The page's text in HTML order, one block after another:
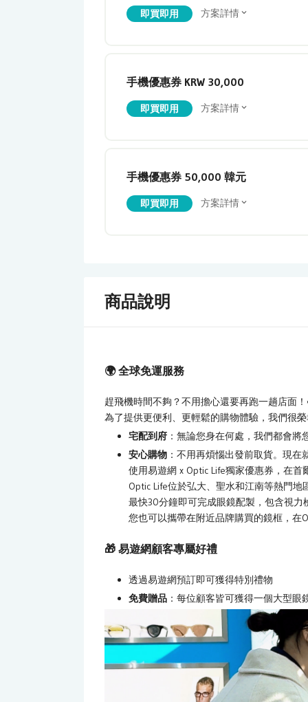
即買即用 方案詳情
手機優惠券 KRW 30,000
即買即用 方案詳情
手機優惠券 50,000 韓元
即買即用 方案詳情
商品說明
🌍 全球免運服務
趕飛機時間不夠？不用擔心還要再跑一趟店面
為了提供更便利、更輕鬆的購物體驗，我們很
宅配到府 ：無論您身在何處，我們都會
安心購物 ：不用再煩惱出發前取貨。現在
使用易遊網 x Optic Life獨家優惠券，在首
Optic Life位於弘大、聖水和江南等熱門
最快30分鐘即可完成眼鏡配製，包含視
您也可以攜帶在附近品牌購買的鏡框，在
🎁 易遊網顧客專屬好禮
透過易遊網預訂即可獲得特別禮物
免費贈品 ：每位顧客皆可獲得一個大型眼